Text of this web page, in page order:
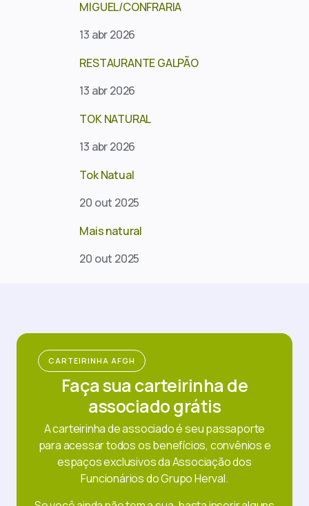
MIGUEL/CONFRARIA
13 abr 2026
RESTAURANTE GALPÃO
13 abr 2026
TOK NATURAL
13 abr 2026
Tok Natual
20 out 2025
Mais natural
20 out 2025
CARTEIRINHA AFGH
Faça sua carteirinha de
associado grátis
A carteirinha de associado é seu passaporte
para acessar todos os benefícios, convênios e
espaços exclusivos da Associação dos
Funcionários do Grupo Herval.